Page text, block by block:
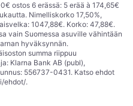
ostos 6 erässä: 5 erää à 174,65€
Nimelliskorko 17,50%,
1047,88€. Korko: 47,88€.
vain Suomessa asuville vähintään
hyväksynnän.
summa riippuu
Klarna Bank AB (publ),
556737-0431. Katso ehdot
ehdot/.